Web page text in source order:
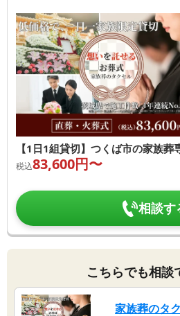
【1日1組貸切】つくば市の家族葬
税込83,600円〜
相談す
こちらでも相談
家族葬のタ